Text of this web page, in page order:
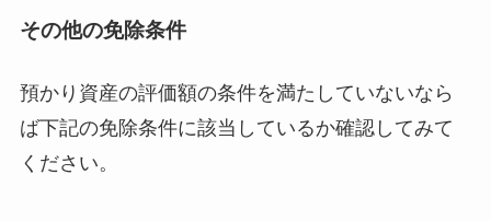
その他の免除条件
預かり資産の評価額の条件を満たしていないなら
ば下記の免除条件に該当しているか確認してみて
ください。